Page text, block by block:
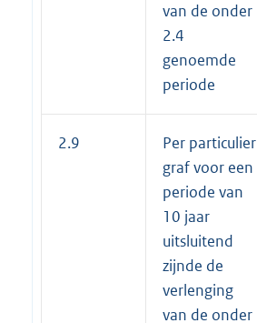
van de onder
2.4
genoemde
periode
2.9
Per particulier
graf voor een
periode van
10 jaar
uitsluitend
zijnde de
verlenging
van de onder